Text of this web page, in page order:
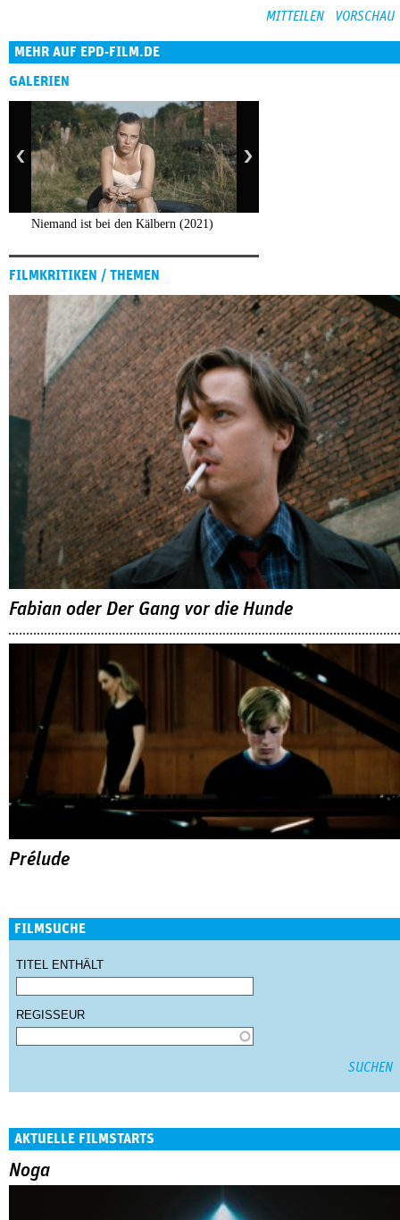
MEHR AUF EPD-FILM.DE
GALERIEN
Niemand ist bei den Kälbern (2021)
FILMKRITIKEN / THEMEN
Fabian oder Der Gang vor die Hunde
Prélude
FILMSUCHE
TITEL ENTHÄLT
REGISSEUR
AKTUELLE FILMSTARTS
Noga